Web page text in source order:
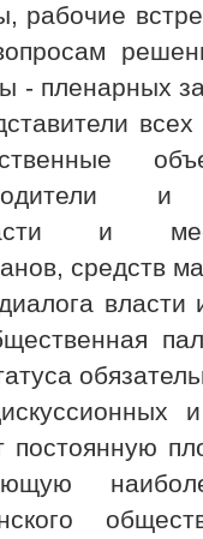
рабочие
- пленарных
и
средств
власти и
постоянную